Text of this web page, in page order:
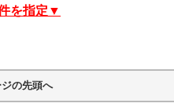
を指定▼
の先頭へ